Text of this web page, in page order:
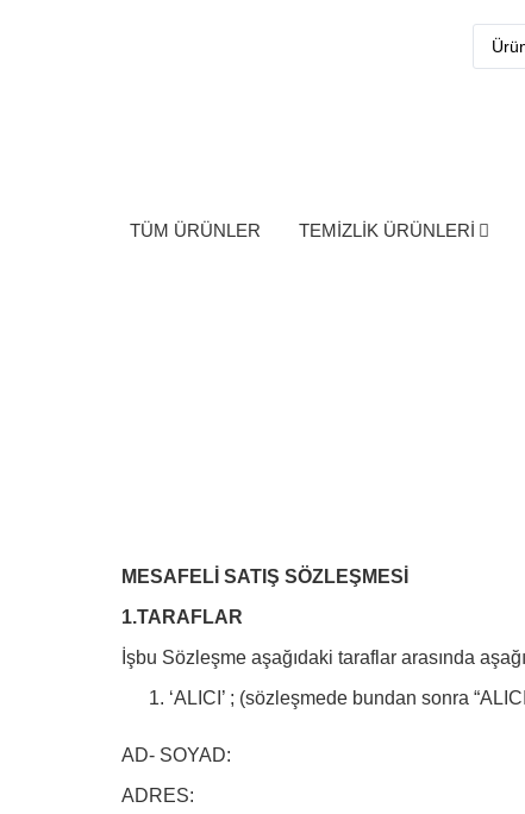
TÜM ÜRÜNLER TEMİZLİK ÜRÜNLERİ
MESAFELİ SATIŞ SÖZLEŞMESİ
1.TARAFLAR
İşbu Sözleşme aşağıdaki taraflar arasında
‘ALICI’ ; (sözleşmede bundan sonra
AD- SOYAD:
ADRES: